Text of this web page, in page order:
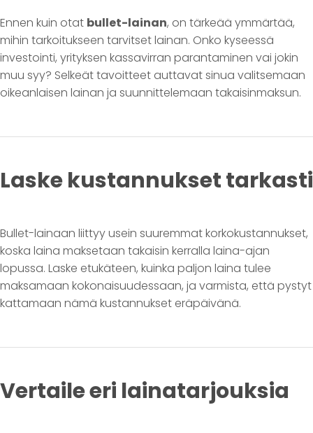
Ennen kuin otat bullet-lainan, on tärkeää ymmärtää,
mihin tarkoitukseen tarvitset lainan. Onko kyseessä
investointi, yrityksen kassavirran parantaminen vai jokin
muu syy? Selkeät tavoitteet auttavat sinua valitsemaan
oikeanlaisen lainan ja suunnittelemaan takaisinmaksun.
Laske kustannukset tarkasti
Bullet-lainaan liittyy usein suuremmat korkokustannukset,
koska laina maksetaan takaisin kerralla laina-ajan
lopussa. Laske etukäteen, kuinka paljon laina tulee
maksamaan kokonaisuudessaan, ja varmista, että pystyt
kattamaan nämä kustannukset eräpäivänä.
Vertaile eri lainatarjouksia